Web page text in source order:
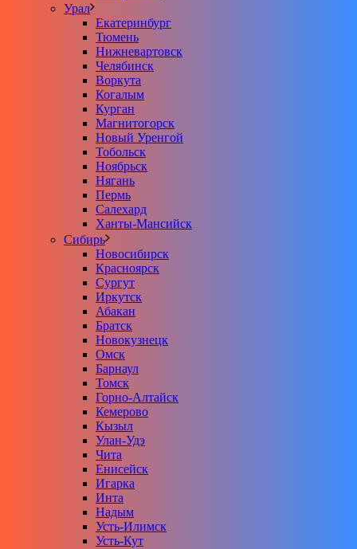
Урал
Екатеринбург
Тюмень
Нижневартовск
Челябинск
Воркута
Когалым
Курган
Магнитогорск
Новый Уренгой
Тобольск
Ноябрьск
Нягань
Пермь
Салехард
Ханты-Мансийск
Сибирь
Новосибирск
Красноярск
Сургут
Иркутск
Абакан
Братск
Новокузнецк
Омск
Барнаул
Томск
Горно-Алтайск
Кемерово
Кызыл
Улан-Удэ
Чита
Енисейск
Игарка
Инта
Надым
Усть-Илимск
Усть-Кут